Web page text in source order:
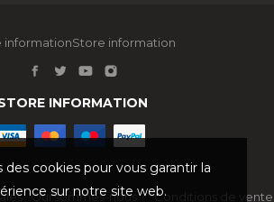
des cookies pour vous garantir la
sur notre site web.
informationStore information
INFORMATION
Qui sommes-nous ? Conditions de vente